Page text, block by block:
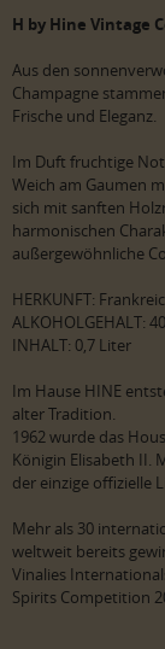
H by Hine Vintage
Aus den
Champagne
Frische und Eleganz.
Im Duft fruchtige
Weich am Gaumen
sich mit sanften
harmonischen
außergewöhnliche
HERKUNFT:
ALKOHOLGEHALT:
INHALT: 0,7 Liter
Im Hause HINE
alter Tradition.
1962 wurde das
Königin Elisabeth II.
der einzige offizielle
Mehr als 30
weltweit bereits
Vinalies
Spirits Competition